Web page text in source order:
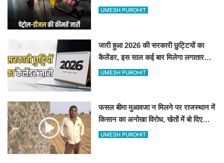
जानिए बीकानेर समेत पुरे प्रदेश में नए रेट
UMESH PUROHIT
जारी हुआ 2026 की सरकारी छुट्टियों का
कैलेंडर, इस साल कई बार मिलेगा लगातार
अवकाश, देखें
UMESH PUROHIT
फसल बीमा मुआवजा न मिलने पर राजस्थान में
किसान का अनोखा विरोध, खेतों में बो दिए
500-500 रुपए के नोट, वीडियो वायरल
UMESH PUROHIT